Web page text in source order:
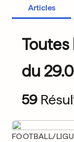
Articles
du
59
FOOTBALL/